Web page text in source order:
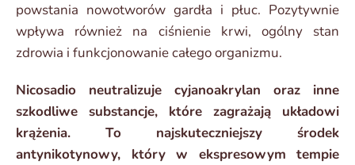
powstania nowotworów gardła i płuc. Pozytywnie
wpływa również na ciśnienie krwi, ogólny stan
zdrowia i funkcjonowanie całego organizmu.
Nicosadio neutralizuje cyjanoakrylan oraz inne
szkodliwe substancje, które zagrażają układowi
krążenia. To najskuteczniejszy środek
antynikotynowy, który w ekspresowym tempie